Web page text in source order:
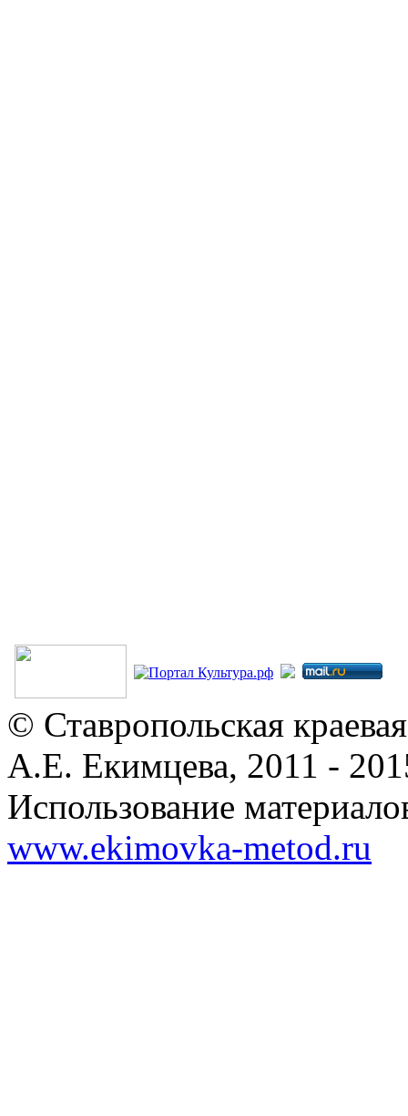
© Ставропольская
А.Е. Екимцева, 2011 -
Использование
www.ekimovka-metod.ru